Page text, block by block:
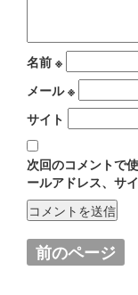
名前 ※
メール※
サイト
次回のコメントで
ールアドレス、サ
前のページ